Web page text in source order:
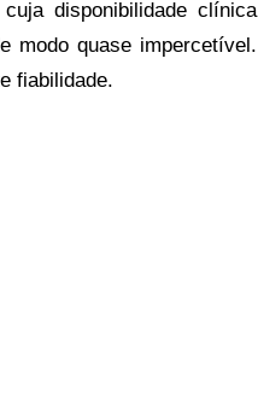
disponibilidade clínica
modo quase impercetível.
fiabilidade.